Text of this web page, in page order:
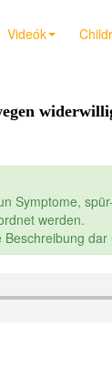
Videók
Symptome,
werden.